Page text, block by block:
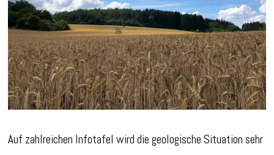
Auf zahlreichen Infotafel wird die geologische Situation sehr